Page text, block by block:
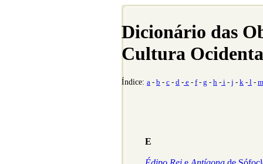
Dicionário das
Cultura
Índice: a - b - c - d - e - f- g - h - i - j - k - l - m
E